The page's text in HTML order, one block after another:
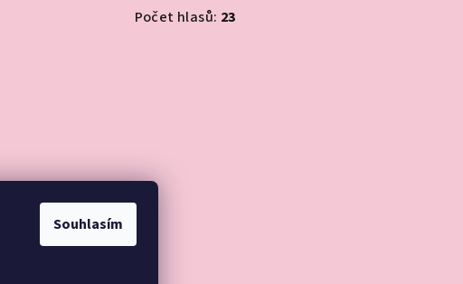
Souhlasím
Počet hlasů: 23